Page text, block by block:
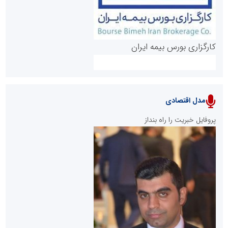
پایگاه خبری نهضت ملی مسکن
کارگزاری بورس بیمه ایران
سازمان بورس و اوراق بهادار
مرجع اخبار موثق در بازارسرمایه
مدل اقتصادی
پروفایل خبریت را راه بنداز